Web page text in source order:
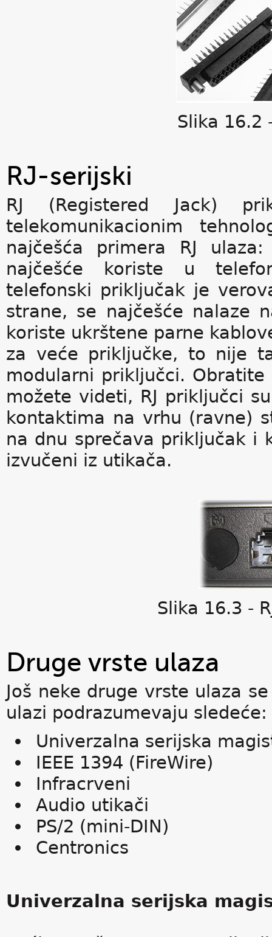
Slika 16.2
RJ-serijski
RJ (Registered Jack)
telekomunikacionim
najčešća primera RJ
najčešće koriste u
telefonski priključak je
strane, se najčešće nalaze
koriste ukrštene parne
za veće priključke, to nije
modularni priključci.
možete videti, RJ priključci
kontaktima na vrhu (ravne)
na dnu sprečava priključak i
izvučeni iz utikača.
Slika 16.3 -
Druge vrste ulaza
Još neke druge vrste ulaza
ulazi podrazumevaju sledeće:
Univerzalna serijska
IEEE 1394 (FireWire)
Infracrveni
Audio utikači
PS/2 (mini-DIN)
Centronics
Univerzalna serijska